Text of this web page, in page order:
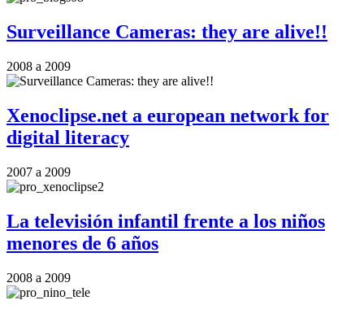
Surveillance Cameras: they are alive!!
2008 a 2009
Xenoclipse.net a european network for
digital literacy
2007 a 2009
La televisión infantil frente a los niños
menores de 6 años
2008 a 2009